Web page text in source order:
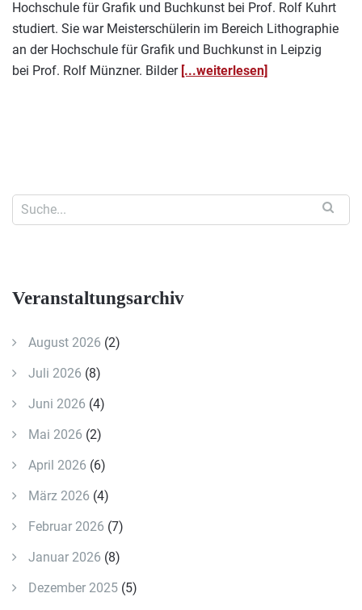
Hochschule für Grafik und Buchkunst bei Prof. Rolf Kuhrt
studiert. Sie war Meisterschülerin im Bereich Lithographie
an der Hochschule für Grafik und Buchkunst in Leipzig
bei Prof. Rolf Münzner. Bilder [...weiterlesen]
Veranstaltungsarchiv
August 2026 (2)
Juli 2026 (8)
Juni 2026 (4)
Mai 2026 (2)
April 2026 (6)
März 2026 (4)
Februar 2026 (7)
Januar 2026 (8)
Dezember 2025 (5)